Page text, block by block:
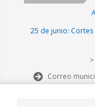
25 de junio:
>
Correo